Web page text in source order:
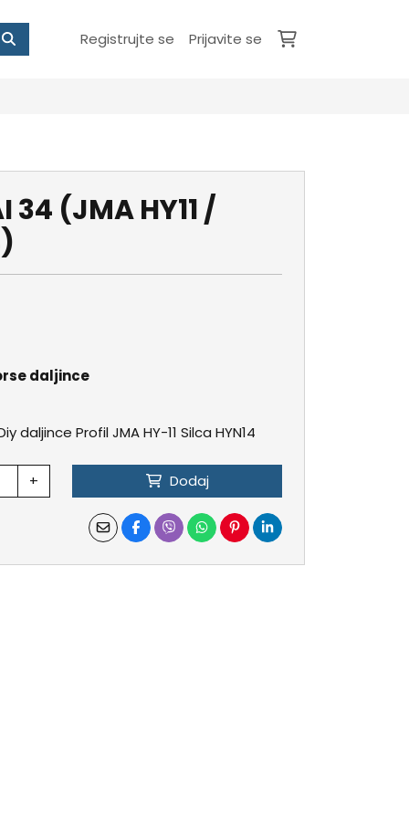
Registrujte se Prijavite se
34 (JMA HY11 /
daljince
daljince Profil JMA HY-11 Silca HYN14
+ Dodaj